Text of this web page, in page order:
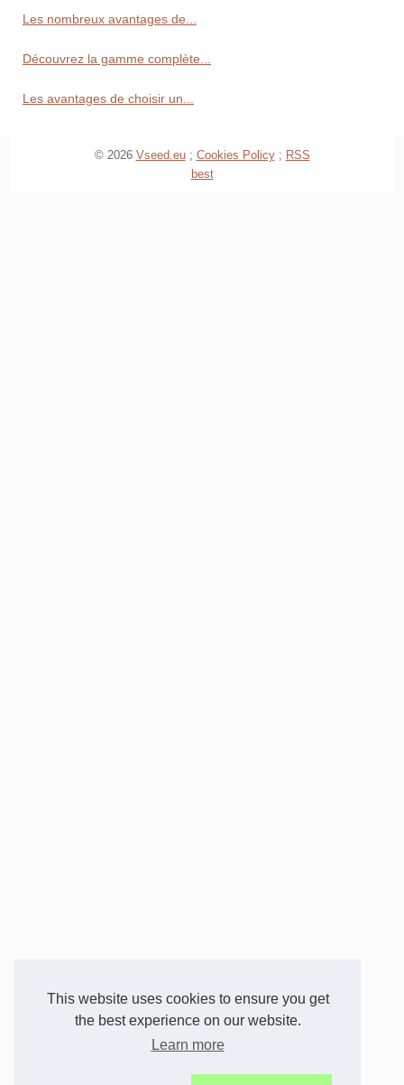
This website uses cookies to ensure you get
the best experience on our website.
Learn more
Les nombreux avantages de...
Découvrez la gamme complète...
Les avantages de choisir un...
© 2026 Vseed.eu; Cookies Policy; RSS
best